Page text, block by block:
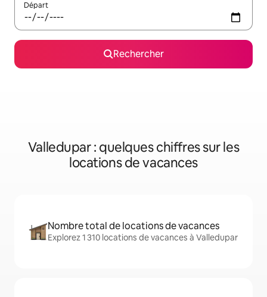
Départ
Rechercher
Valledupar : quelques chiffres sur les
locations de vacances
Nombre total de locations de vacances
Explorez 1 310 locations de vacances à Valledupar